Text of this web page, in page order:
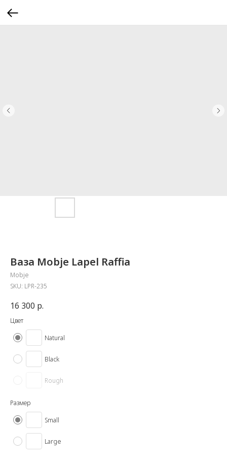
Ваза Mobje Lapel Raffia
Mobje
SKU: LPR-235
16 300 р.
Цвет
Natural
Black
Rough
Размер
Small
Large